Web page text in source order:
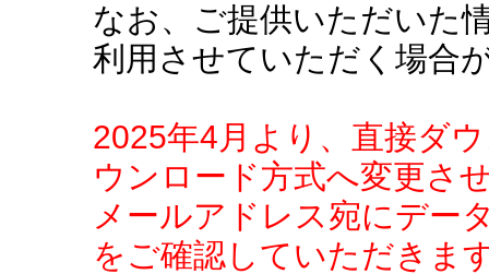
なお、ご提供いただいた
利用させていただく場合
2025年4月より、直接ダ
ウンロード方式へ変更さ
メールアドレス宛にデー
をご確認していただきま